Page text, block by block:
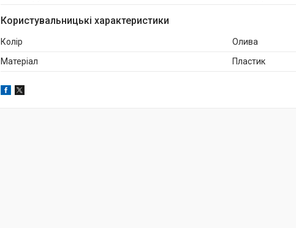
Користувальницькі характеристики
Колір
Олива
Матеріал
Пластик